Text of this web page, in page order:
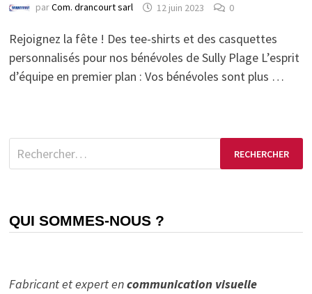
parCom. drancourt sarl 12 juin 2023 0
Rejoignez la fête ! Des tee-shirts et des casquettes
personnalisés pour nos bénévoles de Sully Plage L’esprit
d’équipe en premier plan : Vos bénévoles sont plus …
Rechercher :
QUI SOMMES-NOUS ?
Fabricant et expert encommunication visuelle